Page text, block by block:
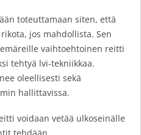
toteuttamaan siten, että
jos mahdollista. Sen
vaihtoehtoinen reitti
tehtyä lvi-tekniikkaa.
oleellisesti sekä
hallittavissa.
voidaan vetää ulkoseinälle